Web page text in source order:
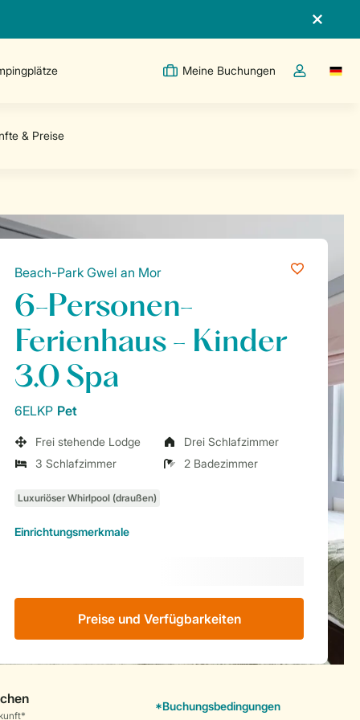
Meine Buchungen
Dropdown-
Beach-Park Gwel an Mor
6-Personen-
Ferienhaus - Kinder
3.0 Spa
6ELKP Pet
Frei stehende Lodge
Drei Schlafzimmer
3 Schlafzimmer
2 Badezimmer
Einrichtungsmerkmale
Preise und Verfügbarkeiten